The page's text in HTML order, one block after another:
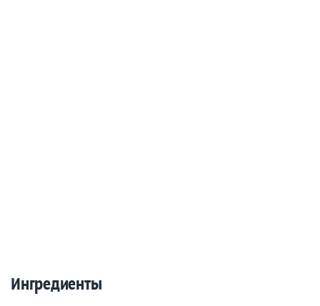
Ингредиенты